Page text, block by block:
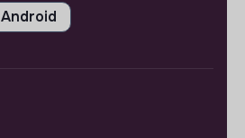
Android